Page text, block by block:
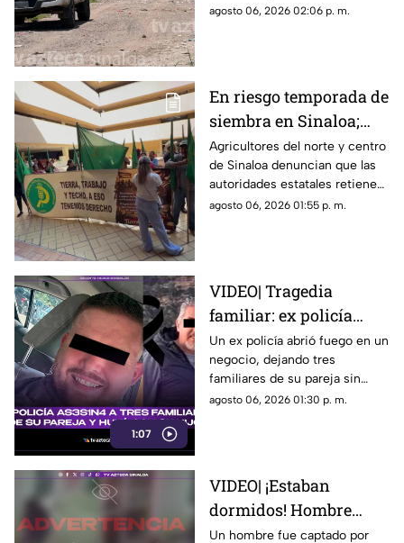
relleno sanitario de Culiacán,
agosto 06, 2026 02:06 p. m.
En riesgo temporada de
siembra en Sinaloa;
productores exigen en
Palacio la entrega de
apoyos
Agricultores del norte y centro
de Sinaloa denuncian que las
autoridades estatales retienen
recursos etiquetados por el
agosto 06, 2026 01:55 p. m.
1:07
VIDEO| Tragedia
familiar: ex policía
asesina a tres
familiares de su pareja
y huyó con su hijo
Un ex policía abrió fuego en un
negocio, dejando tres
familiares de su pareja sin
vida, para después sustraer a
agosto 06, 2026 01:30 p. m.
VIDEO| ¡Estaban
dormidos! Hombre
patea perritos en
Un hombre fue captado por